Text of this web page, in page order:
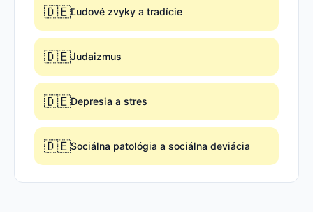
🇩🇪Ľudové zvyky a tradície
🇩🇪Judaizmus
🇩🇪Depresia a stres
🇩🇪Sociálna patológia a sociálna deviácia